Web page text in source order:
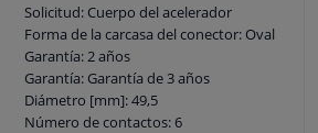
Solicitud: Cuerpo del acelerador
Forma de la carcasa del conector: Oval
Garantía: 2 años
Garantía: Garantía de 3 años
Diámetro [mm]: 49,5
Número de contactos: 6